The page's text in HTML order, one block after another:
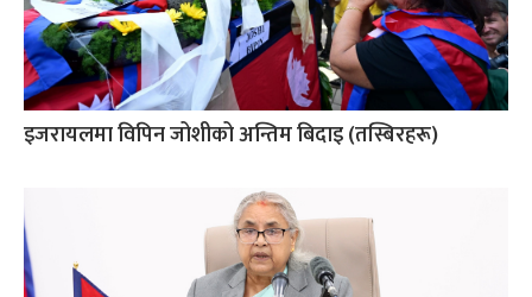
इजरायलमा विपिन जोशीको अन्तिम बिदाइ (तस्बिरहरू)